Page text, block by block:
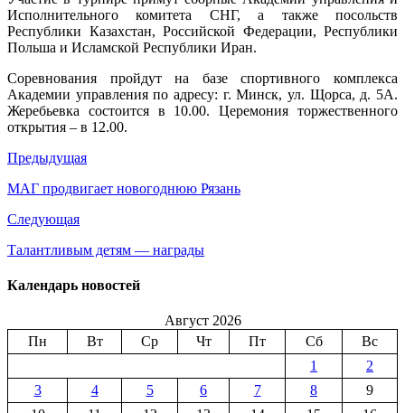
среди
Исполнительного комитета СНГ, а также посольств
Республики Казахстан, Российской Федерации, Республики
Польша и Исламской Республики Иран.
Соревнования пройдут на базе спортивного комплекса
Академии управления по адресу: г. Минск, ул. Щорса, д. 5А.
Жеребьевка состоится в 10.00. Церемония торжественного
открытия – в 12.00.
Предыдущая
МАГ продвигает новогоднюю Рязань
Следующая
Талантливым детям — награды
Календарь новостей
Август 2026
Пн
Вт Ср Чт Пт Сб
Вс
1
2
3
4 5 6 7 8
9